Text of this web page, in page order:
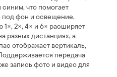
что помогает
под фон и освещение.
1×, 2×, 4× и 6× расширяет
разных дистанциях, а
отображает вертикаль,
передача
запись фото и видео для